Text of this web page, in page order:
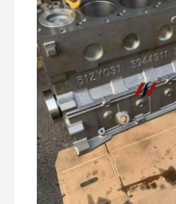
Nhà Sản Phẩm
Chuyến
Kiểm Soát